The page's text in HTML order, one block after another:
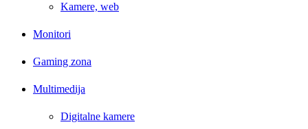
Kamere, web
Monitori
Gaming zona
Multimedija
Digitalne kamere